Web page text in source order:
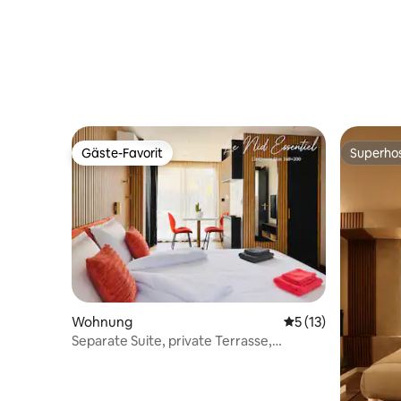
Gäste-Favorit
Gäste-Favorit
Wohnung Durchschnittliche
5 (13)
Separate Suite, private Terrasse,